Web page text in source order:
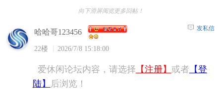
向下滑屏阅览更多回帖！
哈哈哥123456
22楼 2026/7/8 15:18:00
发私信
爱休闲论坛内容，请选择 【注册】 或者 【登
陆】
后浏览！